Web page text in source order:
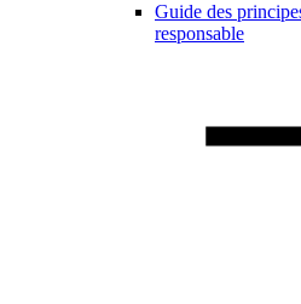
Guide des
responsable